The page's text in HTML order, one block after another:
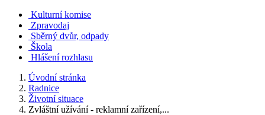
Kulturní komise
Zpravodaj
Sběrný dvůr, odpady
Škola
Hlášení rozhlasu
Úvodní stránka
Radnice
Životní situace
Zvláštní užívání - reklamní zařízení,...